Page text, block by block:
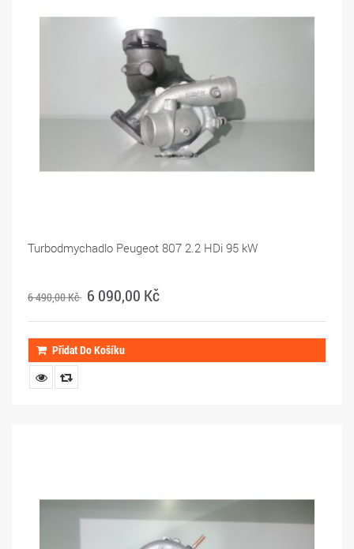
Turbodmychadlo Peugeot 807 2.2 HDi 95 kW
6 490,00 Kč 6 090,00 Kč
Přidat Do Košíku